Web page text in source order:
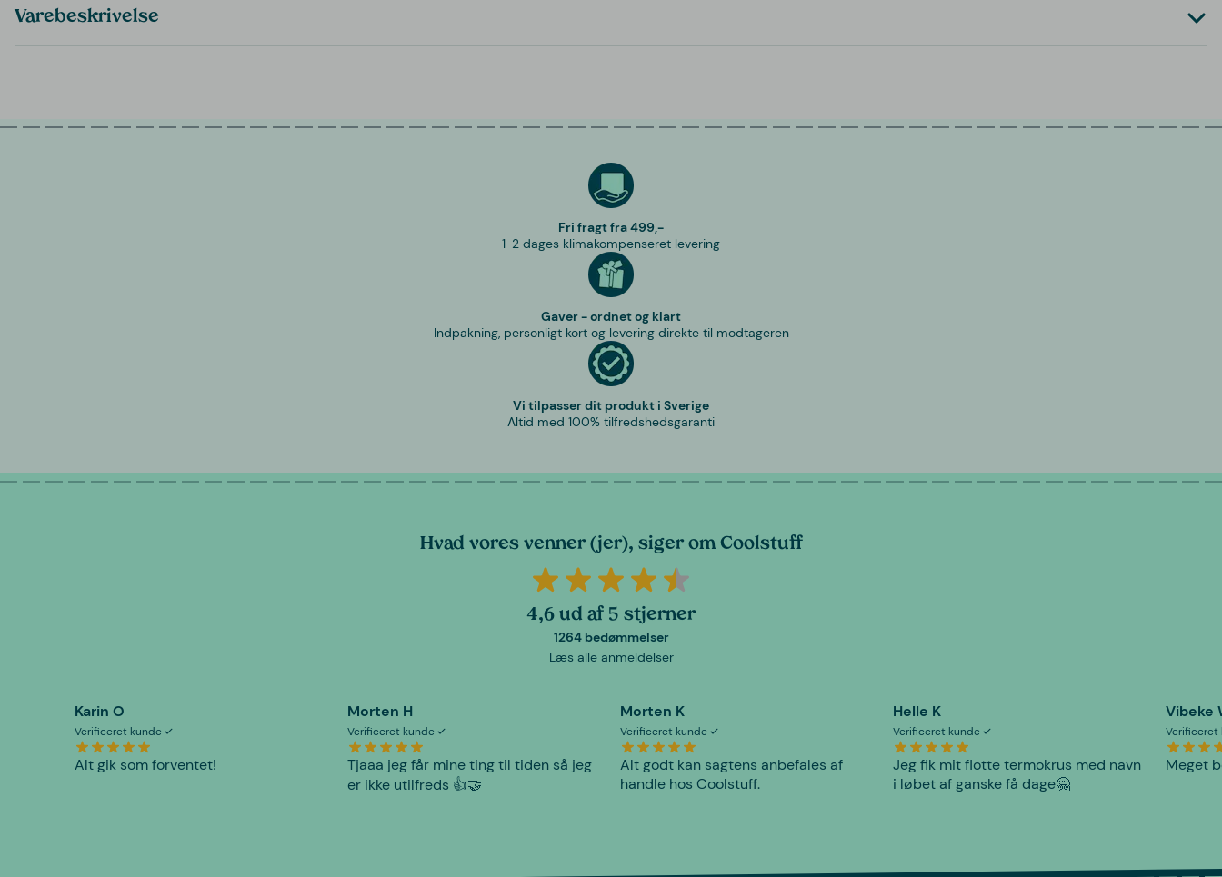
Varebeskrivelse
Fri fragt fra 499,-
1-2 dages klimakompenseret levering
Gaver - ordnet og klart
Indpakning, personligt kort og levering direkte til modtageren
Vi tilpasser dit produkt i Sverige
Altid med 100% tilfredshedsgaranti
Hvad vores venner (jer), siger om Coolstuff
4,6 ud af 5 stjerner
1264 bedømmelser
Læs alle anmeldelser
Karin O
Verificeret kunde
Alt gik som forventet!
Morten H
Verificeret kunde
Tjaaa jeg får mine ting til tiden så jeg
er ikke utilfreds 👍🤝
Morten K
Verificeret kunde
Alt godt kan sagtens anbefales af
handle hos Coolstuff.
Helle K
Verificeret kunde
Jeg fik mit flotte termokrus med navn
i løbet af ganske få dage🤗
Vibeke
Meget